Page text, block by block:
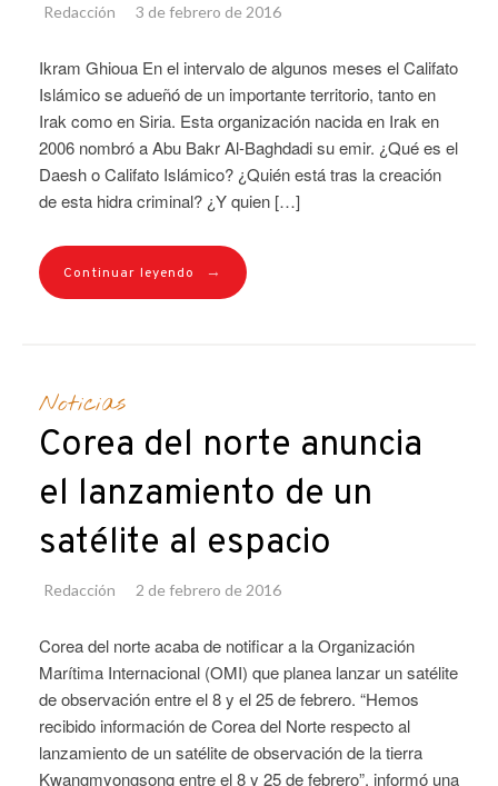
Redacción 3 de febrero de 2016
Ikram Ghioua En el intervalo de algunos meses el Califato
Islámico se adueñó de un importante territorio, tanto en
Irak como en Siria. Esta organización nacida en Irak en
2006 nombró a Abu Bakr Al-Baghdadi su emir. ¿Qué es el
Daesh o Califato Islámico? ¿Quién está tras la creación
de esta hidra criminal? ¿Y quien […]
Continuar leyendo →
Noticias
Corea del norte anuncia
el lanzamiento de un
satélite al espacio
Redacción 2 de febrero de 2016
Corea del norte acaba de notificar a la Organización
Marítima Internacional (OMI) que planea lanzar un satélite
de observación entre el 8 y el 25 de febrero. “Hemos
recibido información de Corea del Norte respecto al
lanzamiento de un satélite de observación de la tierra
Kwangmyongsong entre el 8 y 25 de febrero”, informó una